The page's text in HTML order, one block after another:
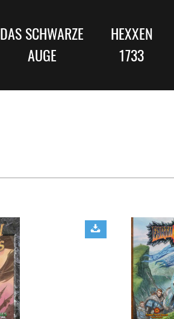
DAS SCHWARZE
AUGE
HEXXEN
1733